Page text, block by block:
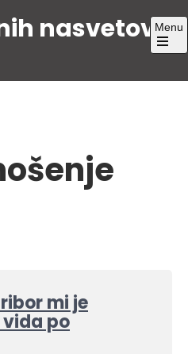
nasvetovMenu
Open
main
mi je
po